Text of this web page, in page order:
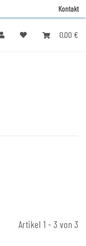
Kontakt
0,00 €
Artikel 1 - 3 von 3